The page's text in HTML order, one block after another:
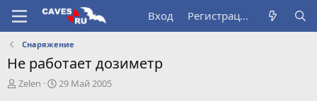
Вход Регистрация
Снаряжение
Не работает дозиметр
А
Zelen
Д
29 Май 2005